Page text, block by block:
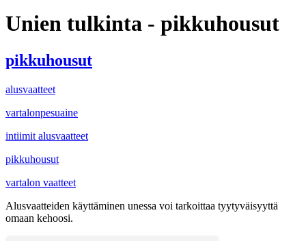
Unien tulkinta - pikkuhousut
pikkuhousut
alusvaatteet
vartalonpesuaine
intiimit alusvaatteet
pikkuhousut
vartalon vaatteet
Alusvaatteiden käyttäminen unessa voi tarkoittaa tyytyväisyyttä
omaan kehoosi.